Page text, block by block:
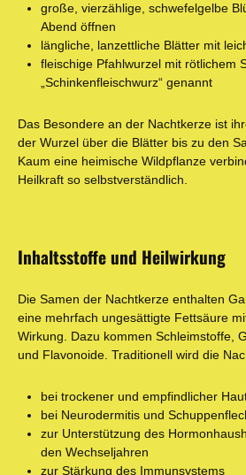
große, vierzählige, schwefelgelbe
Abend öffnen
längliche, lanzettliche Blätter mit
fleischige Pfahlwurzel mit rötlichem
„Schinkenfleischwurz“ genannt
Das Besondere an der Nachtkerze ist
der Wurzel über die Blätter bis zu den
Kaum eine heimische Wildpflanze
Heilkraft so selbstverständlich.
Inhaltsstoffe und Heilwirkung
Die Samen der Nachtkerze enthalten
eine mehrfach ungesättigte Fettsäure
Wirkung. Dazu kommen Schleimstoffe,
und Flavonoide. Traditionell wird die
bei trockener und empfindlicher
bei Neurodermitis und
zur Unterstützung des
den Wechseljahren
zur Stärkung des Immunsystems